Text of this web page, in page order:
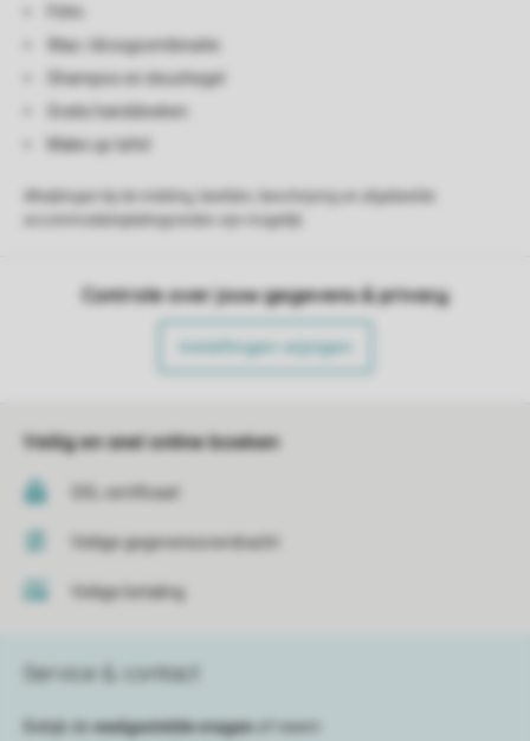
Was-/droogcombinatie
Shampoo en douchegel
Gratis handdoeken
Make up tafel
Controle over jouw gegevens & privacy
Instellingen wijzigen
Veilig en snel online boeken
SSL certificaat
Veilige gegevensoverdracht
Veilige betaling
Service & contact
Bekijk de veelgestelde vragen
of neem